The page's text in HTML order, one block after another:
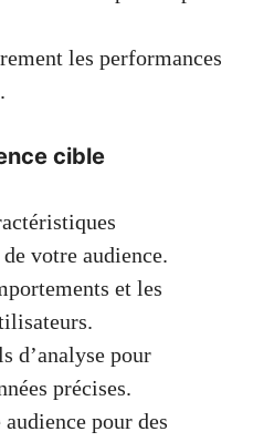
les performances
cible
votre audience.
et les
d’analyse pour
précises.
pour des